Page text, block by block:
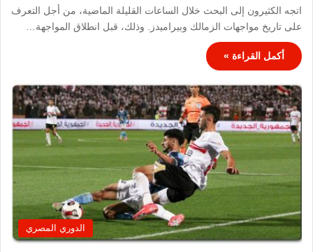
اتجه الكثيرون إلى البحث خلال الساعات القليلة الماضية، من أجل التعرف
على تاريخ مواجهات الزمالك وبيراميدز. وذلك، قبل انطلاق المواجهة…
أكمل القراءة »
الدوري المصري